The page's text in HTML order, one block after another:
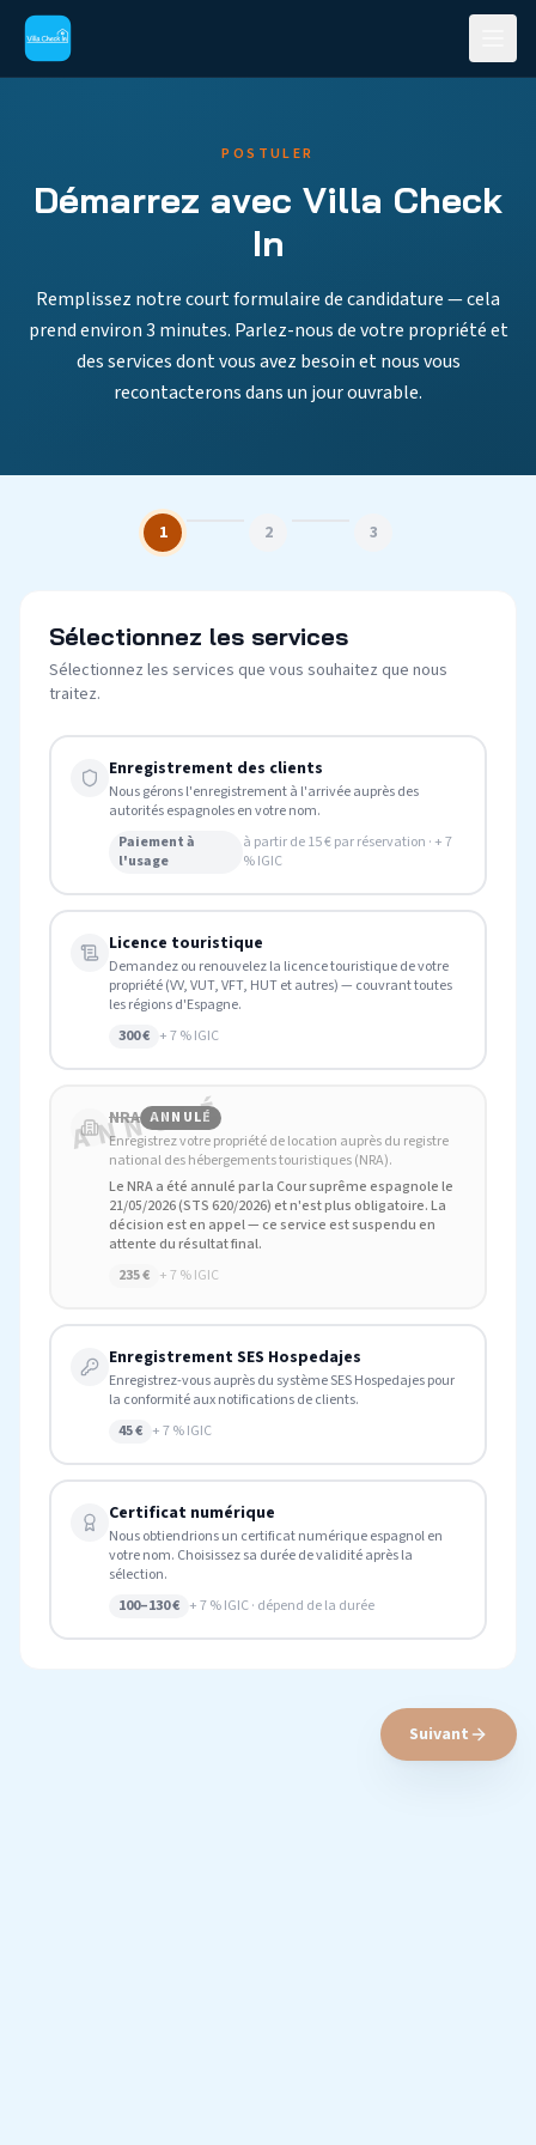
POSTULER
Démarrez avec Villa Check
In
Remplissez notre court formulaire de candidature — cela
prend environ 3 minutes. Parlez-nous de votre propriété et
des services dont vous avez besoin et nous vous
recontacterons dans un jour ouvrable.
1 2 3
Sélectionnez les services
Sélectionnez les services que vous souhaitez que nous
traitez.
Enregistrement des clients
Nous gérons l'enregistrement à l'arrivée auprès des
autorités espagnoles en votre nom.
Paiement à
l'usage
à partir de 15 € par réservation · + 7
% IGIC
Licence touristique
Demandez ou renouvelez la licence touristique de votre
propriété (VV, VUT, VFT, HUT et autres) — couvrant toutes
les régions d'Espagne.
300 € + 7 % IGIC
ANNULÉ
NRA ANNULÉ
Enregistrez votre propriété de location auprès du registre
national des hébergements touristiques (NRA).
Le NRA a été annulé par la Cour suprême espagnole le
21/05/2026 (STS 620/2026) et n'est plus obligatoire. La
décision est en appel — ce service est suspendu en
attente du résultat final.
235 € + 7 % IGIC
Enregistrement SES Hospedajes
Enregistrez-vous auprès du système SES Hospedajes pour
la conformité aux notifications de clients.
45 € + 7 % IGIC
Certificat numérique
Nous obtiendrions un certificat numérique espagnol en
votre nom. Choisissez sa durée de validité après la
sélection.
100–130 € + 7 % IGIC · dépend de la durée
Suivant